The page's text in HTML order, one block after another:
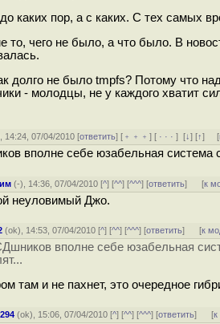
каких пор, а с каких. С тех самых
то, чего не было, а что было. В
долго не было tmpfs? Потому что
- молодцы, не у каждого хватит
14:24, 07/04/2010 [ответить] [ ﹢﹢﹢] [ · · ·][↓] [↑] [
вполне себе юзабельная система
(-), 14:36, 07/04/2010 [^] [^^] [^^^] [ответить] [к
неуловимый Джо.
(ok), 14:53, 07/04/2010 [^] [^^] [^^^] [ответить] [к
вполне себе юзабельная
там и не пахнет, это очередное
(ok), 15:06, 07/04/2010 [^] [^^] [^^^] [ответить] [к